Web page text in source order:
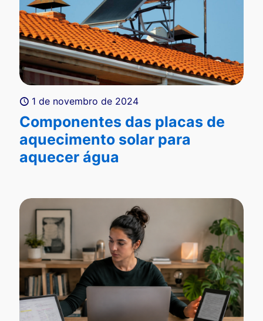
1 de novembro de 2024
Componentes das placas de
aquecimento solar para
aquecer água